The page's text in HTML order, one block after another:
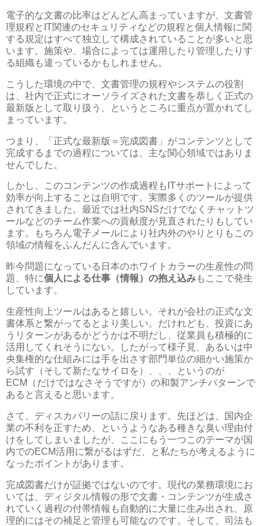
電子的な文書の比率はどんどん高まっていますが、文書管
理規程とIT関連のセキュリティなどの規程と個人情報に関
する規定はすべて独立して構成されていることが多いと思
います。施策や、場合によっては運用したり管理したりす
る組織も違っているかもしれません。
こうした環境の中で、文書管理の規程やシステムの役割
は、社内で正式にオーソライズされた文書を恭しく正式の
最新版として取り扱う、というところに重点が置かれてし
まっています。
つまり、「正式な最新版＝完成図書」がコンテンツとして
完成するまでの過程については、主な関心領域ではありま
せんでした。
しかし、このコンテンツの作成過程もITサポートによって
効率が向上することは自明です。実際多くのツールが提供
されてきました。最近では社内SNSだけでなくチャットツ
ールなどのチーム作業への貢献度が見直されたりもしてい
ます。もちろん電子メールにより社内外のやりとりもこの
領域の情報をふんだんに含んでいます。
昨今問題になっている日本のホワイトカラーの生産性の問
題、特に個人による仕事（情報）の抱え込みもここで発生
しています。
生産性向上ツールはあると嬉しい。それが会社の正式な文
書体系と繋がってるとより美しい。だけれども、投資にあ
うリターンがあるかどうかは不明だし、従業員も積極的に
活用してくれそうにない。したがって様子見、あるいは中
央集権的な仕組みには手を出さす部門単位の細かい施策か
ら試す（そして新たなサイロを）、、、というのが
ECM（だけではなさそうですが）の和製アンチパターンで
あると言えると思います。
さて、ディスカバリーの話に戻ります。先ほどは、国内企
業の不利を正すため、というようなある種きな臭い理由付
けをしてしまいましたが、ここにもう一つこのテーマが国
内でのECM活用に繋がるはずだ、と私たちが考えるように
なったポイントがあります。
完成図書だけが証拠ではないのです。現代の業務環境にお
いては、ディジタル情報の形で文書・コンテンツが生成さ
れていく過程の付帯情報も自動的に大量に生み出され、原
理的にはその補足と管理も可能なのです。そして、司法も